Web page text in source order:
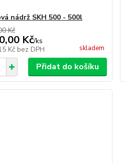
nádrž SKH 500 - 500l
Kč
Kč/ks
Kč bez DPH skladem
Přidat do košíku